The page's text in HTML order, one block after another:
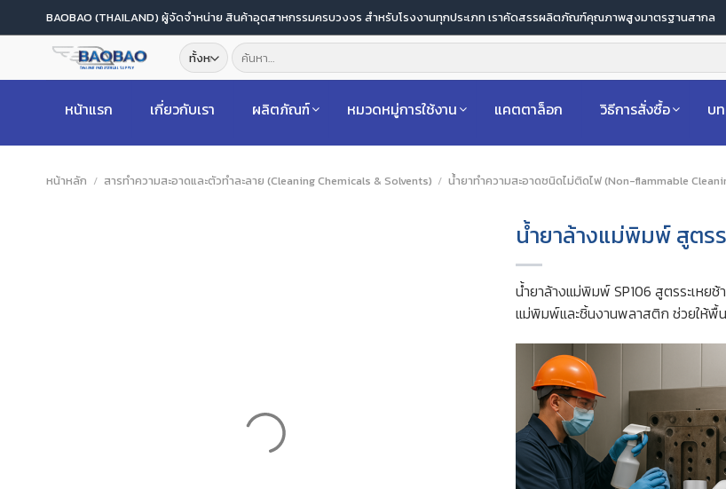
ไป
เนื้อหา
BAOBAO (THAILAND) ผู้จัดจำหน่าย สินค้าอุตสาหกรรมครบวงจร สำหรับโรงงานทุกประเภท เราคัดสรรผลิตภัณฑ์คุณภาพสูงมาตรฐานสากล
ค้นหา:
หน้าแรก เกี่ยวกับเรา ผลิตภัณฑ์ หมวดหมู่การใช้งาน แคตตาล็อก วิธีการสั่งซื้อ บ
หน้าหลัก / สารทำความสะอาดและตัวทำละลาย (Cleaning Chemicals & Solvents) / น้ำยาทำความสะอาดชนิดไม่ติดไฟ (Non-flammable
น้ำยาล้างแม่พิมพ์ สูตร
น้ำยาล้างแม่พิมพ์ SP106 สูตรระเหย
แม่พิมพ์และชิ้นงานพลาสติก ช่วยให้พื้